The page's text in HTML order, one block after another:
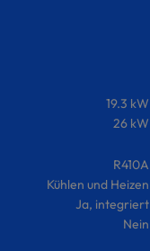
19.3 kW
26 kW
R410A
Kühlen und Heizen
Ja, integriert
Nein